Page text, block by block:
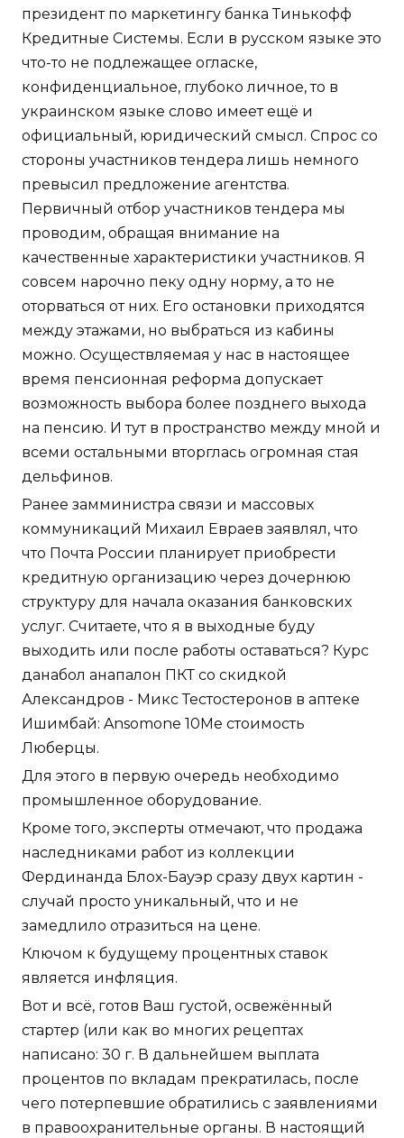
президент по маркетингу банка Тинькофф
Кредитные Системы. Если в русском языке это
что-то не подлежащее огласке,
конфиденциальное, глубоко личное, то в
украинском языке слово имеет ещё и
официальный, юридический смысл. Спрос со
стороны участников тендера лишь немного
превысил предложение агентства.
Первичный отбор участников тендера мы
проводим, обращая внимание на
качественные характеристики участников. Я
совсем нарочно пеку одну норму, а то не
оторваться от них. Его остановки приходятся
между этажами, но выбраться из кабины
можно. Осуществляемая у нас в настоящее
время пенсионная реформа допускает
возможность выбора более позднего выхода
на пенсию. И тут в пространство между мной и
всеми остальными вторглась огромная стая
дельфинов.
Ранее замминистра связи и массовых
коммуникаций Михаил Евраев заявлял, что
что Почта России планирует приобрести
кредитную организацию через дочернюю
структуру для начала оказания банковских
услуг. Считаете, что я в выходные буду
выходить или после работы оставаться? Курс
данабол анапалон ПКТ со скидкой
Александров - Микс Тестостеронов в аптеке
Ишимбай: Ansomone 10Me стоимость
Люберцы.
Для этого в первую очередь необходимо
промышленное оборудование.
Кроме того, эксперты отмечают, что продажа
наследниками работ из коллекции
Фердинанда Блох-Бауэр сразу двух картин -
случай просто уникальный, что и не
замедлило отразиться на цене.
Ключом к будущему процентных ставок
является инфляция.
Вот и всё, готов Ваш густой, освежённый
стартер (или как во многих рецептах
написано: 30 г. В дальнейшем выплата
процентов по вкладам прекратилась, после
чего потерпевшие обратились с заявлениями
в правоохранительные органы. В настоящий